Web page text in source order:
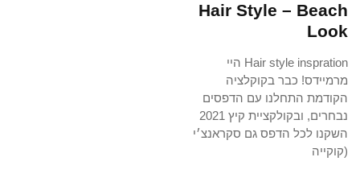
Hair Style – Beach
Look
Hair style inspration היי
מרמיידס! כבר בקוקלציה
הקודמת התחלנו עם הדפסים
נבחרים, ובקולקציית קיץ 2021
השקנו לכל הדפס גם סקראנצ׳י
(קוקייה